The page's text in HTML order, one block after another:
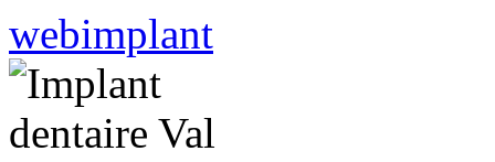
webimplant